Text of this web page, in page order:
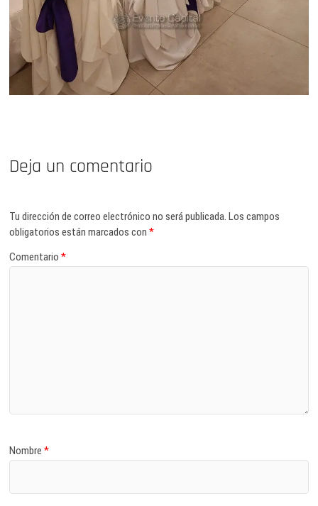
Deja un comentario
Tu dirección de correo electrónico no será publicada. Los campos
obligatorios están marcados con*
Comentario*
Nombre*